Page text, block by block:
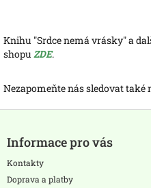
Knihu "Srdce nemá vrásky" a
shopu ZDE.
Nezapomeňte nás sledovat také
pInformace pro vás
Kontakty
Doprava a platby